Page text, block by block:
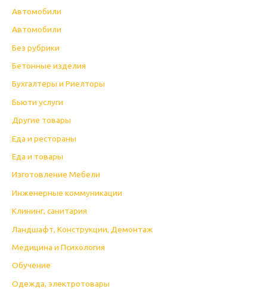
Автомобили
Автомобили
Без рубрики
Бетонные изделия
Бухгалтеры и Риелторы
Бьюти услуги
Другие товары
Еда и рестораны
Еда и товары
Изготовление Мебели
Инженерные коммуникации
Клининг, санитария
Ландшафт, Конструкции, Демонтаж
Медицина и Психология
Обучение
Одежда, электротовары